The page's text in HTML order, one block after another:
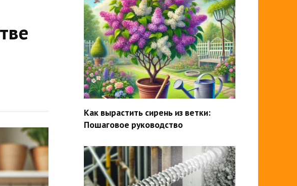
Как вырастить сирень из ветки:
Пошаговое руководство